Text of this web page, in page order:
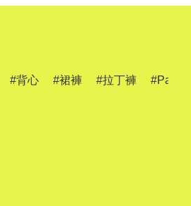
背心 裙褲 拉丁褲 Pants